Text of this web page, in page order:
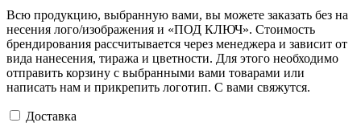
Всю продукцию, выбранную вами, вы можете заказать без на
несения лого/изображения и «ПОД КЛЮЧ». Стоимость
брендирования рассчитывается через менеджера и зависит от
вида нанесения, тиража и цветности. Для этого необходимо
отправить корзину с выбранными вами товарами или
написать нам и прикрепить логотип. С вами свяжутся.
Доставка